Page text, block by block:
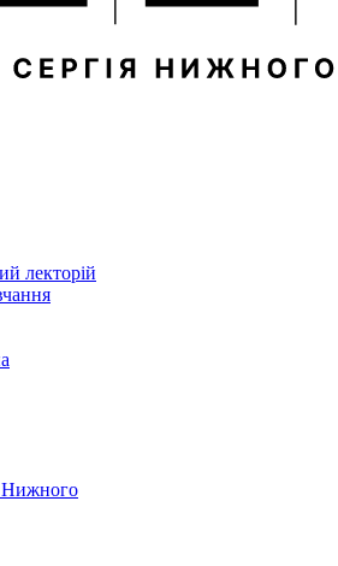
лекторій
Нижного